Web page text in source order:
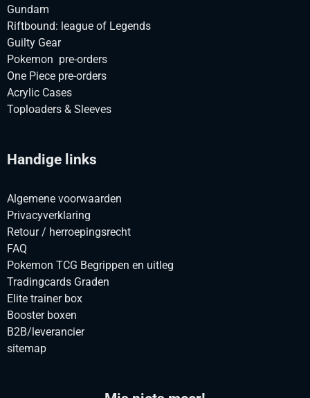
Gundam
Riftbound: league of Legends
Guilty Gear
Pokemon pre-orders
One Piece pre-orders
Acrylic Cases
Toploaders & Sleeves
Handige links
Algemene voorwaarden
Privacyverklaring
Retour / herroepingsrecht
FAQ
Pokemon TCG Begrippen en uitleg
Tradingcards Graden
Elite trainer box
Booster boxen
B2B/leverancier
sitemap